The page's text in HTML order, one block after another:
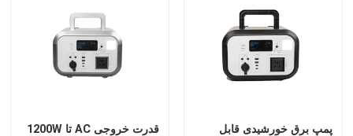
صفحه اصلی
محصولات
فیلم های
پمپ برق خورشیدی قابل
قدرت خروجی AC تا 1200W